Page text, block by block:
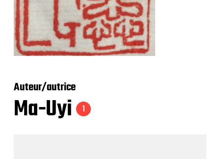
Auteur/autrice
Ma-Uyi 1